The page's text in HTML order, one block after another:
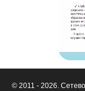
© 2011 - 2026.